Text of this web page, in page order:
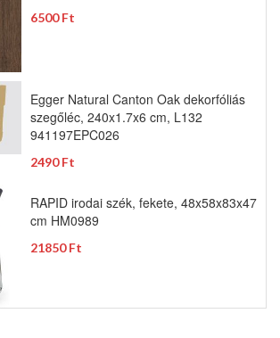
6500 Ft
Egger Natural Canton Oak dekorfóliás
szegőléc, 240x1.7x6 cm, L132
941197EPC026
2490 Ft
RAPID irodai szék, fekete, 48x58x83x47
cm HM0989
21850 Ft